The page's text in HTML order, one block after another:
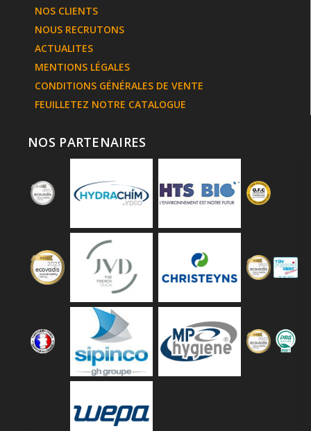
NOS CLIENTS
NOUS RECRUTONS
ACTUALITES
MENTIONS LÉGALES
CONDITIONS GÉNÉRALES DE VENTE
FEUILLETEZ NOTRE CATALOGUE
NOS PARTENAIRES